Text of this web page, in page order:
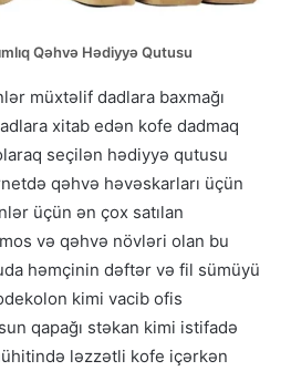
Qəhvə Hədiyyə Qutusu
müxtəlif dadlara baxmağı
xitab edən kofe dadmaq
seçilən hədiyyə qutusu
qəhvə həvəskarları üçün
üçün ən çox satılan
və qəhvə növləri olan bu
həmçinin dəftər və fil sümüyü
kimi vacib ofis
qapağı stəkan kimi istifadə
ləzzətli kofe içərkən